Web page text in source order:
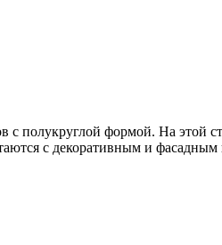
полукруглой формой. На этой
с декоративным и